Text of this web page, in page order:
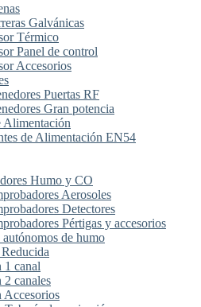
Galvánicas
Térmico
Panel de control
Accesorios
Puertas RF
Gran potencia
Alimentación
de Alimentación EN54
Humo y CO
Aerosoles
Detectores
Pértigas y accesorios
autónomos de humo
1 canal
canales
Accesorios